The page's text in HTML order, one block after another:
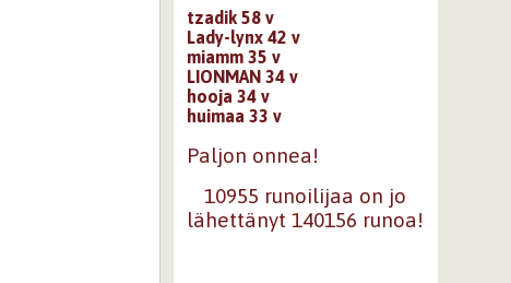
tzadik 58 v
Lady-lynx 42 v
miamm 35 v
LIONMAN 34 v
hooja 34 v
huimaa 33 v
Paljon onnea!
10955 runoilijaa on jo
lähettänyt 140156 runoa!